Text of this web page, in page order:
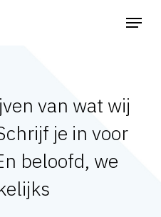
Menu
van wat wij
je in voor
beloofd, we